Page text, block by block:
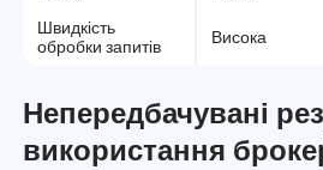
Швидкість
обробки запитів
Висока
Непередбачувані
використання